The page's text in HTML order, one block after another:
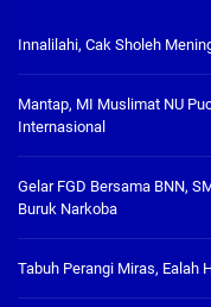
Innalilahi, Cak Sholeh
Mantap, MI Muslimat NU
Internasional
Gelar FGD Bersama BNN,
Buruk Narkoba
Tabuh Perangi Miras, Ealah